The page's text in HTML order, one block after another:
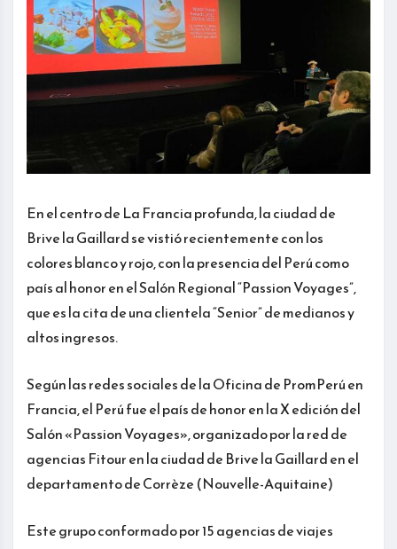
En el centro de La Francia profunda, la ciudad de
Brive la Gaillard se vistió recientemente con los
colores blanco y rojo, con la presencia del Perú como
país al honor en el Salón Regional “Passion Voyages”,
que es la cita de una clientela “Senior” de medianos y
altos ingresos.
Según las redes sociales de la Oficina de PromPerú en
Francia, el Perú fue el país de honor en la X edición del
Salón «Passion Voyages», organizado por la red de
agencias Fitour en la ciudad de Brive la Gaillard en el
departamento de Corrèze (Nouvelle-Aquitaine)
Este grupo conformado por 15 agencias de viajes